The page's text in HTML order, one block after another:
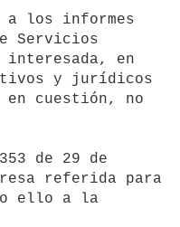
a los informes
Servicios
interesada, en
y jurídicos
en cuestión, no
de 29 de
referida para
ello a la